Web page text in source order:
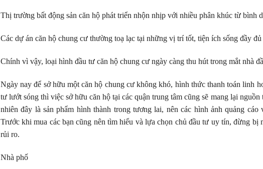
Thị trường bất động sản căn hộ phát triển nhộn nhịp với nhiều phân khúc từ bình
Các dự án căn hộ chung cư thường toạ lạc tại những vị trí tốt, tiện ích sống đầy
Chính vì vậy, loại hình đầu tư căn hộ chung cư ngày càng thu hút trong mắt nhà
Ngày nay để sở hữu một căn hộ chung cư không khó, hình thức thanh toán linh
tư lướt sóng thì việc sở hữu căn hộ tại các quận trung tâm cũng sẽ mang lại
nhiên đây là sản phẩm hình thành trong tương lai, nên các hình ảnh quảng
Trước khi mua các bạn cũng nên tìm hiểu và lựa chọn chủ đầu tư uy tín, đừng
rủi ro.
Nhà phố